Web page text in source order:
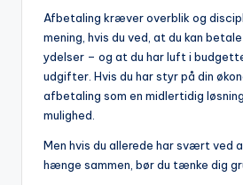
Afbetaling kræver overblik og
mening, hvis du ved, at du kan
ydelser – og at du har luft i
udgifter. Hvis du har styr på din
afbetaling som en midlertidig
mulighed.
Men hvis du allerede har svært ved
hænge sammen, bør du tænke dig